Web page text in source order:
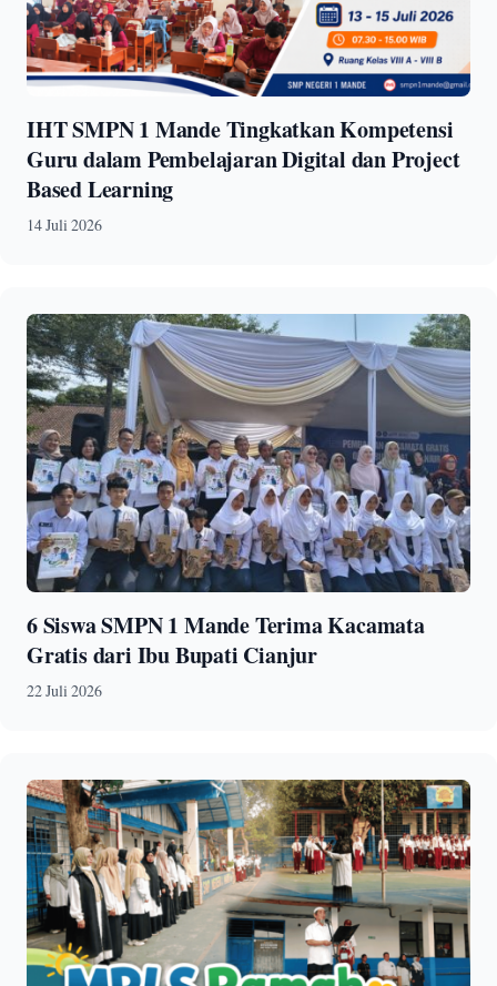
IHT SMPN 1 Mande Tingkatkan Kompetensi
Guru dalam Pembelajaran Digital dan Project
Based Learning
14 Juli 2026
6 Siswa SMPN 1 Mande Terima Kacamata
Gratis dari Ibu Bupati Cianjur
22 Juli 2026